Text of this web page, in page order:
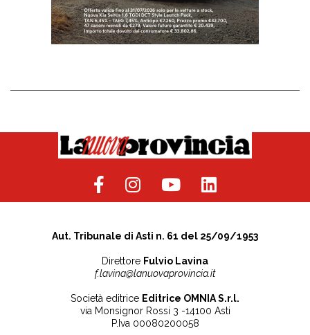
Aut. Tribunale di Asti n. 61 del 25/09/1953
Direttore Fulvio Lavina
f.lavina@lanuovaprovincia.it
Società editrice Editrice OMNIA S.r.l.
via Monsignor Rossi 3 -14100 Asti
P.Iva 00080200058